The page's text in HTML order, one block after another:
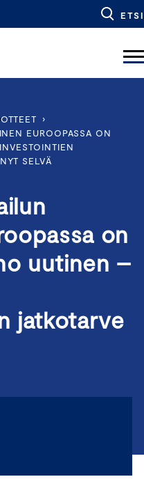
ETSI
›
EUROOPASSA ON
SELVÄ
on
uutinen –
jatkotarve